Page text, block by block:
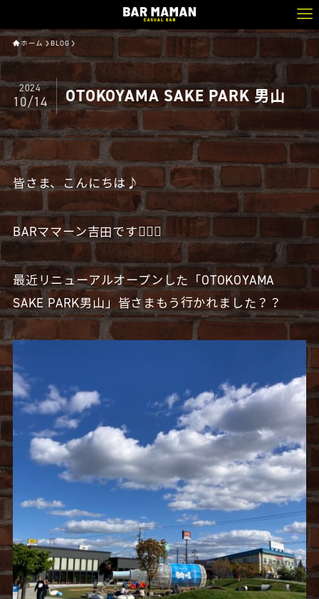
ホーム BLOG
OTOKOYAMA SAKE PARK 男山
2024
10/14
皆さま、こんにちは♪
BARママーン吉田です🧔🏻‍♂️
最近リニューアルオープンした「OTOKOYAMA
SAKE PARK男山」皆さまもう行かれました？？